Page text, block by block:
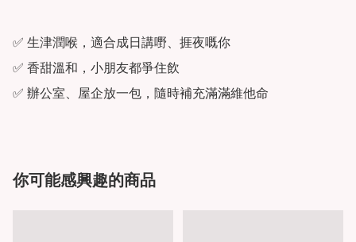
✅ 生津潤喉，適合成日講嘢、捱夜嘅你
✅ 香甜溫和，小朋友都爭住飲
✅ 辦公室、屋企放一包，隨時補充滿滿維他命
你可能感興趣的商品